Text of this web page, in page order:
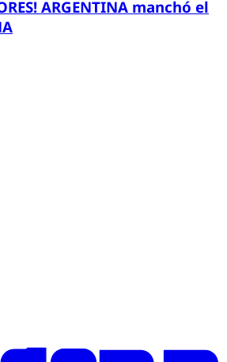
ARGENTINA manchó el